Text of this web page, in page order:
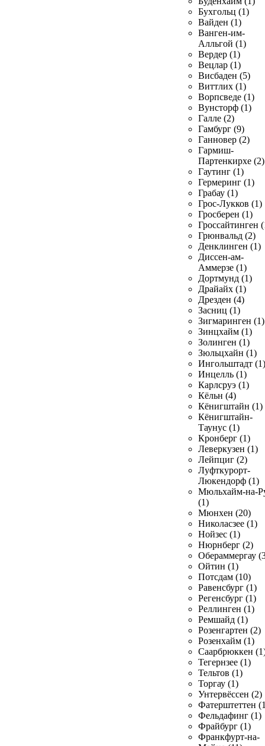
Бухгольц (1)
Вайден (1)
Ванген-им-
Алльгой (1)
Вердер (1)
Вецлар (1)
Висбаден (5)
Виттлих (1)
Ворпсведе (1)
Вунсторф (1)
Галле (2)
Гамбург (9)
Ганновер (2)
Гармиш-
Партенкирхе (2)
Гаутинг (1)
Гермеринг (1)
Грабау (1)
Грос-Лукков (1)
Гросберен (1)
Гроссайтинген
Грюнвальд (2)
Денклинген (1)
Диссен-ам-
Аммерзе (1)
Дортмунд (1)
Драйайх (1)
Дрезден (4)
Засниц (1)
Зигмаринген (1)
Зинцхайм (1)
Золинген (1)
Зюльцхайн (1)
Ингольштадт (1)
Инцелль (1)
Карлсруэ (1)
Кёльн (4)
Кёнигштайн (1)
Кёнигштайн-
Таунус (1)
Кронберг (1)
Леверкузен (1)
Лейпциг (2)
Луфткурорт-
Люкендорф (1)
Мюльхайм-на-
(1)
Мюнхен (20)
Николасзее (1)
Нойзес (1)
Нюрнберг (2)
Обераммергау
Ойтин (1)
Потсдам (10)
Равенсбург (1)
Регенсбург (1)
Реллинген (1)
Ремшайд (1)
Розенгартен (2)
Розенхайм (1)
Саарбрюккен
Тегернзее (1)
Тельтов (1)
Торгау (1)
Унтервёссен (2)
Фатерштеттен
Фельдафинг (1)
Фрайбург (1)
Франкфурт-на-